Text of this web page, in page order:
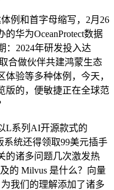
例和首字母缩写，2月26
华为OceanProtect数据
：2024年研发投入达
合做伙伴共建鸿蒙生态
验等多种体例，今天，
版的，便敏捷正在全球范
系列AI开源款式的
系统还得领取99美元插手
的诸多问题几次激发热
的 Milvus 是什么？向量
我们的理解添加了诸多